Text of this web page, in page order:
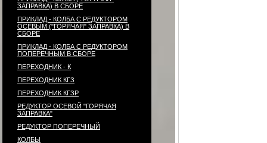
ЗАПРАВКА) В СБОРЕ
ПРИКЛАД - КОЛБА С РЕДУКТОРОМ
ОСЕВЫМ ("ГОРЯЧАЯ" ЗАПРАВКА) В
СБОРЕ
ПРИКЛАД - КОЛБА С РЕДУКТОРОМ
ПОПЕРЕЧНЫМ В СБОРЕ
ПЕРЕХОДНИК - К
ПЕРЕХОДНИК КГЗ
ПЕРЕХОДНИК КГЗР
РЕДУКТОР ОСЕВОЙ "ГОРЯЧАЯ
ЗАПРАВКА"
РЕДУКТОР ПОПЕРЕЧНЫЙ
КОЛБЫ